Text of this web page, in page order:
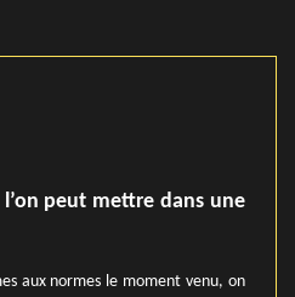
peut mettre dans une
aux normes le moment venu, on